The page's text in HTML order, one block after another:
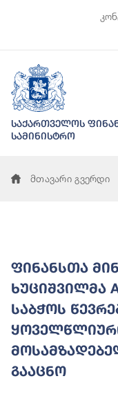
საქართველოს
სამინისტრო
მთავარი გვერდი
ფინანსთა
ხუციშვილმა
საბჭოს
გააცნო